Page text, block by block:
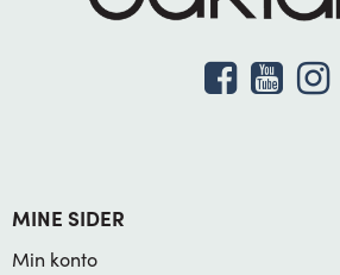
MINE SIDER
Min konto